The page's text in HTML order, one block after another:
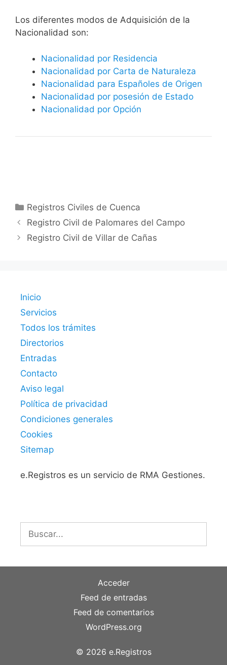
​​​Los diferentes modos de Adquisición de la
Nacionalidad son:
Nacionalidad por Residencia
Nacionalidad por Carta de Naturaleza
Nacionalidad para Españoles de Origen
Nacionalidad por posesión de Estado
Nacionalidad por Opción
Categorías
Registros Civiles de Cuenca
Registro Civil de Palomares del Campo
Registro Civil de Villar de Cañas
Inicio
Servicios
Todos los trámites
Directorios
Entradas
Contacto
Aviso legal
Política de privacidad
Condiciones generales
Cookies
Sitemap
e.Registros es un servicio de RMA Gestiones.
Buscar:
Acceder
Feed de entradas
Feed de comentarios
WordPress.org
© 2026 e.Registros